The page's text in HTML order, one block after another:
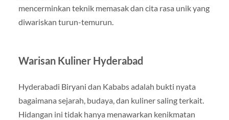
mencerminkan teknik memasak dan cita rasa unik yang
diwariskan turun-temurun.
Warisan Kuliner Hyderabad
Hyderabadi Biryani dan Kababs adalah bukti nyata
bagaimana sejarah, budaya, dan kuliner saling terkait.
Hidangan ini tidak hanya menawarkan kenikmatan